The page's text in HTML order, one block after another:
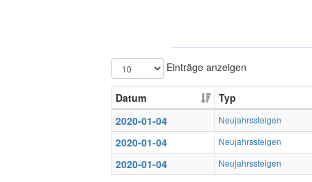
Einträge anzeigen
Datum
Typ
2020-01-04
Neujahrssteigen
2020-01-04 Neujahrssteigen
2020-01-04 Neujahrssteigen